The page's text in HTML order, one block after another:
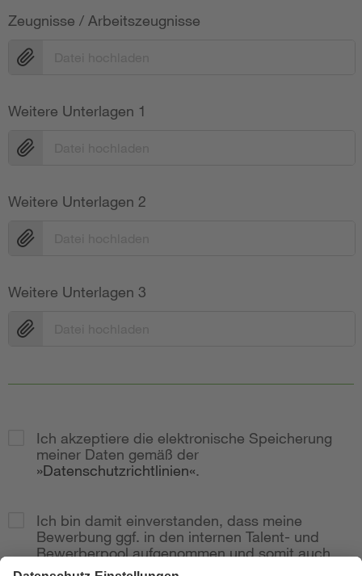
Zeugnisse / Arbeitszeugnisse
Weitere Unterlagen 1
Weitere Unterlagen 2
Weitere Unterlagen 3
Ich akzeptiere die elektronische Speicherung
meiner Daten gemäß der
Datenschutzrichtlinien .
Ich bin damit einverstanden, dass meine
Bewerbung ggf. in den internen Talent- und
Bewerberpool aufgenommen und somit auch
bei weitere Stellenausschreibungen